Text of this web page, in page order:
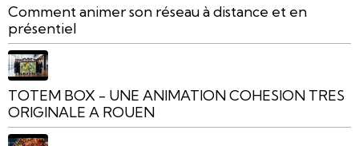
Comment animer son réseau à distance et en
présentiel
TOTEM BOX - UNE ANIMATION COHESION TRES
ORIGINALE A ROUEN